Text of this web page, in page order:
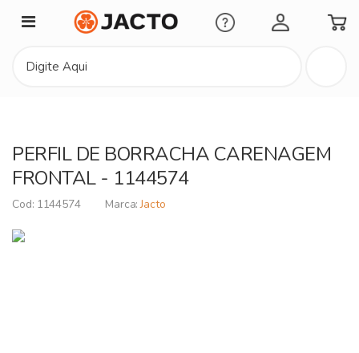
Minha Conta
PERFIL DE BORRACHA CARENAGEM
FRONTAL - 1144574
1144574 Jacto